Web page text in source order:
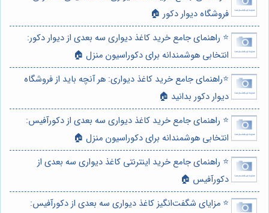
فروشگاه دیوار دکور 🏠
⭐️ راهنمای جامع خرید کاغذ دیواری سه بعدی از دیوار دکور:
انتخابی هوشمندانه برای دکوراسیون منزل 🏠
⭐️راهنمای جامع خرید کاغذ دیواری: هر آنچه باید از فروشگاه
دیوار دکور بدانید 🏠
⭐️ راهنمای جامع خرید کاغذ دیواری سه بعدی از دکورآفیس:
انتخابی هوشمندانه برای دکوراسیون منزل 🏠
⭐️ راهنمای جامع خرید اینترنتی کاغذ دیواری سه بعدی از
دکورآفیس 🏠
⭐️ مزایای شگفت‌انگیز کاغذ دیواری سه بعدی از دکورآفیس: